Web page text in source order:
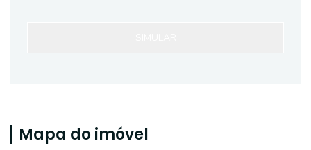
Mapa do imóvel